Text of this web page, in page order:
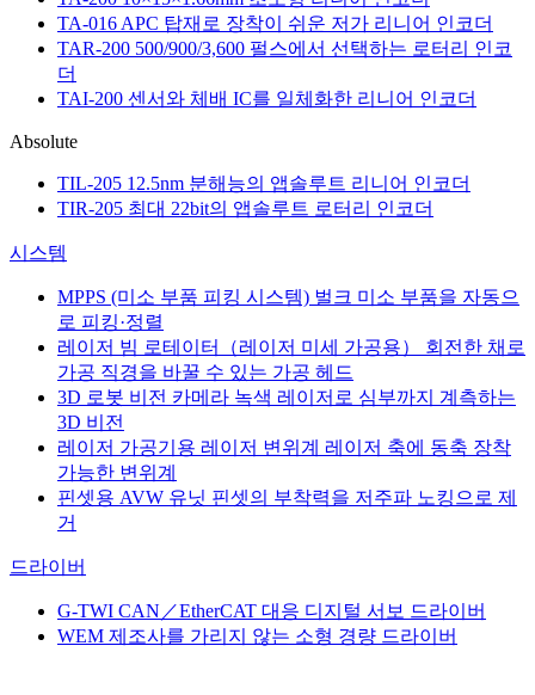
TA-016 APC 탑재로 장착이 쉬운 저가 리니어 인코더
TAR-200 500/900/3,600 펄스에서 선택하는 로터리 인코
더
TAI-200 센서와 체배 IC를 일체화한 리니어 인코더
Absolute
TIL-205 12.5nm 분해능의 앱솔루트 리니어 인코더
TIR-205 최대 22bit의 앱솔루트 로터리 인코더
시스템
MPPS (미소 부품 피킹 시스템) 벌크 미소 부품을 자동으
로 피킹·정렬
레이저 빔 로테이터（레이저 미세 가공용） 회전한 채로
가공 직경을 바꿀 수 있는 가공 헤드
3D 로봇 비전 카메라 녹색 레이저로 심부까지 계측하는
3D 비전
레이저 가공기용 레이저 변위계 레이저 축에 동축 장착
가능한 변위계
핀셋용 AVW 유닛 핀셋의 부착력을 저주파 노킹으로 제
거
드라이버
G-TWI CAN／EtherCAT 대응 디지털 서보 드라이버
WEM 제조사를 가리지 않는 소형 경량 드라이버